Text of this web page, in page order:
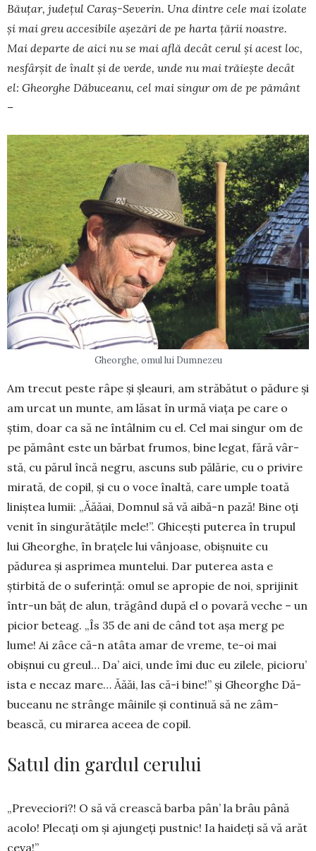
Băuțar, județul Caraș-Severin. Una dintre cele mai izolate
și mai greu accesibile așezări de pe harta țării noastre.
Mai departe de aici nu se mai află decât cerul și acest loc,
nesfârșit de înalt și de verde, unde nu mai trăiește decât
el: Gheorghe Dăbuceanu, cel mai singur om de pe pământ
–
Gheorghe, omul lui Dumnezeu
Am trecut peste râpe și șleauri, am stră­bătut o pădure și
am urcat un munte, am lăsat în urmă viața pe care o
știm, doar ca să ne întâlnim cu el. Cel mai singur om de
pe pă­mânt este un bărbat frumos, bine legat, fără vâr­
stă, cu părul încă negru, ascuns sub pălărie, cu o privire
mirată, de copil, și cu o voce înaltă, care umple toată
liniștea lumii: „Ăăăai, Domnul să vă aibă-n pază! Bine oți
venit în singură­tățile mele!”. Ghi­cești puterea în trupul
lui Gheorghe, în brațele lui vânjoase, obișnuite cu
pădurea și asprimea munte­lui. Dar puterea asta e
știrbită de o suferință: omul se apropie de noi, sprijinit
într-un băț de alun, tră­gând după el o povară veche – un
picior beteag. „Îs 35 de ani de când tot așa merg pe
lume! Ai zâce că-n atâta amar de vreme, te-oi mai
obișnui cu greul… Da’ aici, unde îmi duc eu zilele, picioru’
ista e necaz mare… Ăăăi, las că-i bine!” și Gheorghe Dă­
buceanu ne strânge mâinile și continuă să ne zâm­
bească, cu mirarea aceea de copil.
Satul din gardul cerului
„Preveciori?! O să vă crească barba pân’ la brâu până
acolo! Plecați om și ajungeți pustnic! Ia haideți să vă arăt
ceva!”